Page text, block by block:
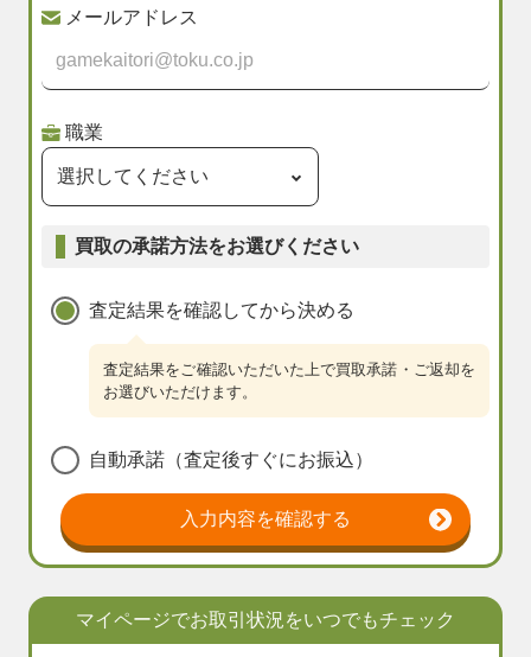
メールアドレス
職業
買取の承諾方法をお選びください
査定結果を確認してから決める
査定結果をご確認いただいた上で買取承諾・ご返却を
お選びいただけます。
自動承諾（査定後すぐにお振込）
入力内容を確認する
マイページでお取引状況をいつでもチェック